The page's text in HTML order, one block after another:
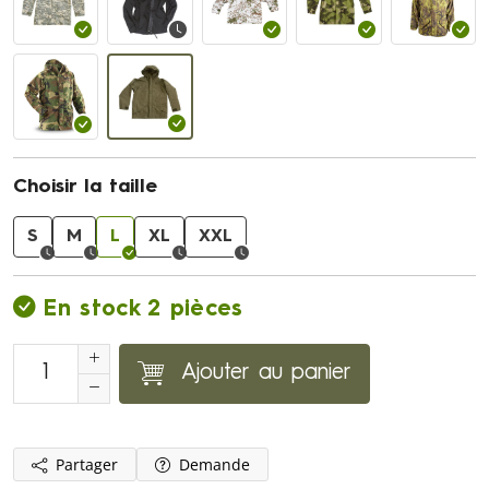
Choisir la taille
S M L XL XXL
En stock 2 pièces
Ajouter au panier
Partager Demande